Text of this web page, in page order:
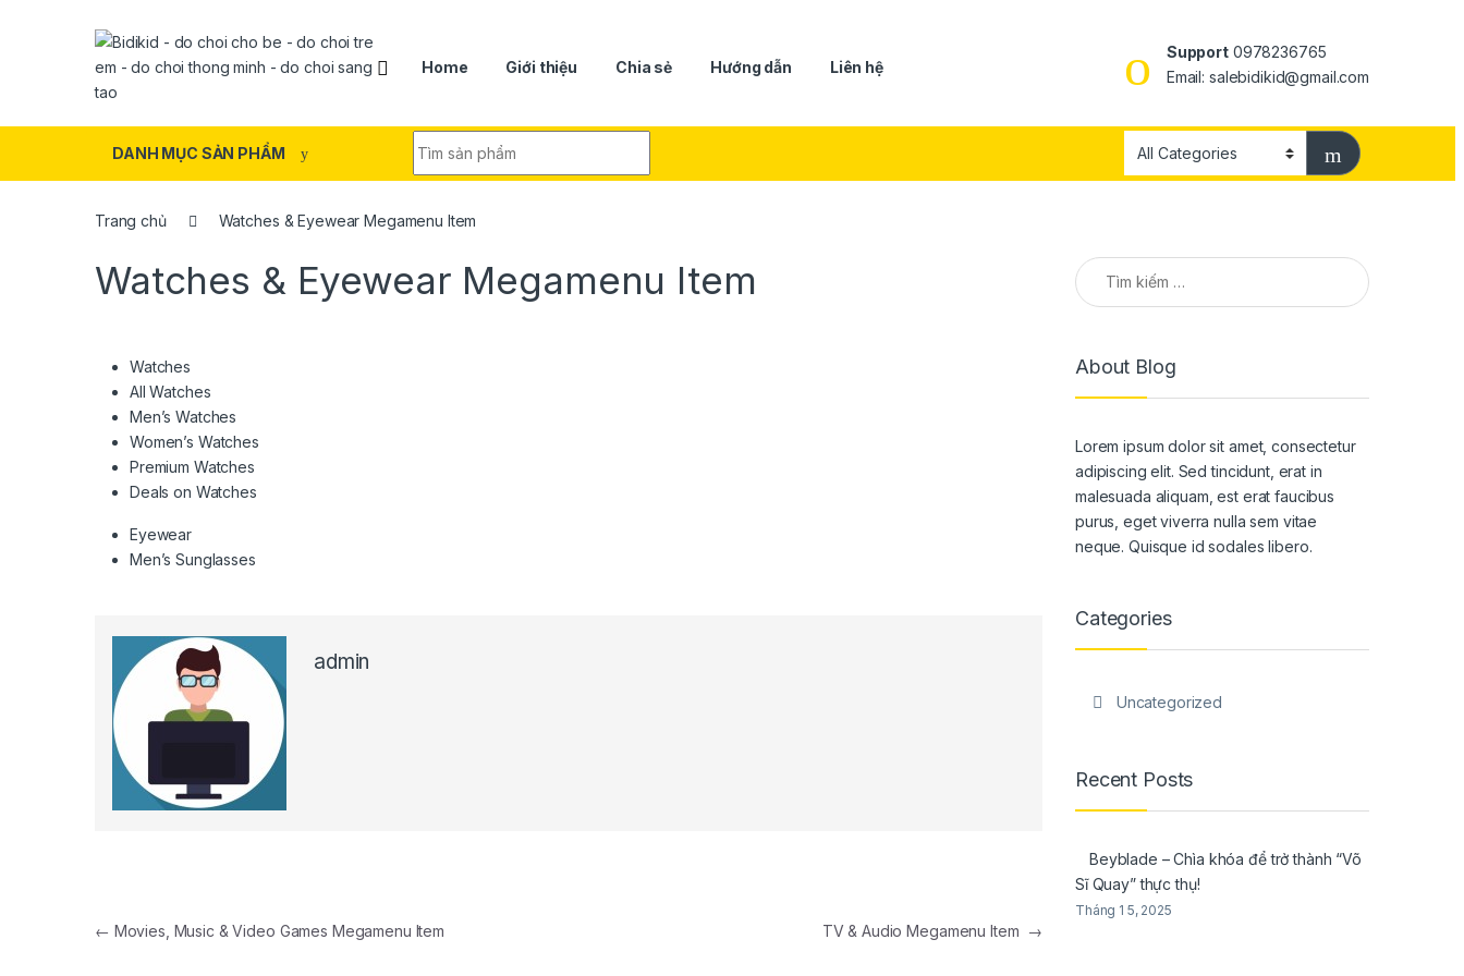
Home Giới thiệu Chia sẻ Hướng dẫn Liên hệ
Support0978236765
Email: salebidikid@gmail.com
DANH MỤC SẢN PHẨM
Trang chủ Watches & Eyewear Megamenu Item
Watches & Eyewear Megamenu Item
Watches
All Watches
Men’s Watches
Women’s Watches
Premium Watches
Deals on Watches
Eyewear
Men’s Sunglasses
admin
Điều hướng bài viết
← Movies, Music & Video Games Megamenu Item TV & Audio Megamenu Item →
Tìm kiếm cho:
About Blog
Lorem ipsum dolor sit amet, consectetur
adipiscing elit. Sed tincidunt, erat in
malesuada aliquam, est erat faucibus
purus, eget viverra nulla sem vitae
neque. Quisque id sodales libero.
Categories
Uncategorized
Recent Posts
Beyblade – Chìa khóa để trở thành “Võ
Sĩ Quay” thực thụ!
Tháng 1 5, 2025